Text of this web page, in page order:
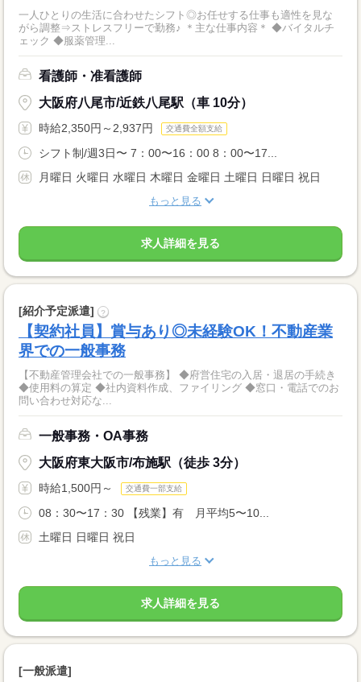
一人ひとりの生活に合わせたシフト◎お任せする仕事も適性を見な
がら調整⇒ストレスフリーで勤務♪ ＊主な仕事内容＊ ◆バイタルチ
ェック ◆服薬管理...
看護師・准看護師
大阪府八尾市/近鉄八尾駅（車 10分）
時給2,350円～2,937円 交通費全額支給
シフト制/週3日〜 7：00〜16：00 8：00〜17...
月曜日 火曜日 水曜日 木曜日 金曜日 土曜日 日曜日 祝日
もっと見る
求人詳細を見る
[紹介予定派遣] ?
【契約社員】賞与あり◎未経験OK！不動産業
界での一般事務
【不動産管理会社での一般事務】 ◆府営住宅の入居・退居の手続き
◆使用料の算定 ◆社内資料作成、ファイリング ◆窓口・電話でのお
問い合わせ対応な...
一般事務・OA事務
大阪府東大阪市/布施駅（徒歩 3分）
時給1,500円～ 交通費一部支給
08：30〜17：30 【残業】有 月平均5〜10...
土曜日 日曜日 祝日
もっと見る
求人詳細を見る
[一般派遣]